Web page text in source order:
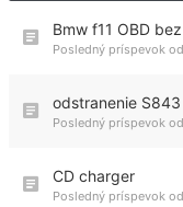
Bmw f11 OBD
Posledný príspevok od
odstranenie
Posledný príspevok od
CD charger
Posledný príspevok od